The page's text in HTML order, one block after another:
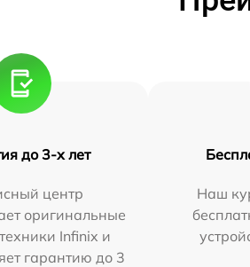
до 3-х лет
центр
оригинальные
Infinix и
гарантию до 3
Наш